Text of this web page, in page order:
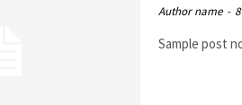
Author name -
Sample post